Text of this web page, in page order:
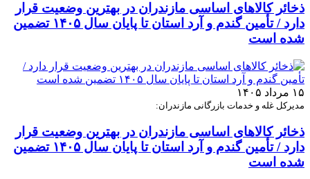
ذخائر کالاهای اساسی مازندران در بهترین وضعیت قرار
دارد / تأمین گندم و آرد استان تا پایان سال ۱۴۰۵ تضمین
شده است
۱۵ مرداد ۱۴۰۵
مدیرکل غله و خدمات بازرگانی مازندران:
ذخائر کالاهای اساسی مازندران در بهترین وضعیت قرار
دارد / تأمین گندم و آرد استان تا پایان سال ۱۴۰۵ تضمین
شده است